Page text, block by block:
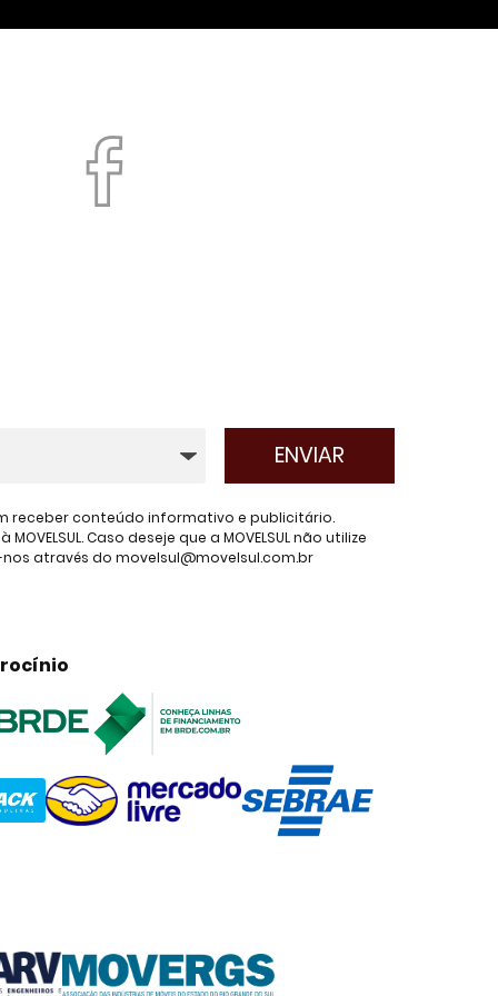
receber conteúdo informativo e publicitário.
Caso deseje que a MOVELSUL não utilize
através do movelsul@movelsul.com.br